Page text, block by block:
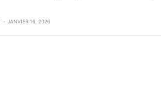
JANVIER 16, 2026